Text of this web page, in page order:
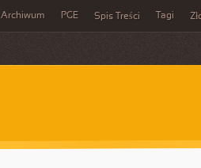
Archiwum PGE Spis Treści Tagi